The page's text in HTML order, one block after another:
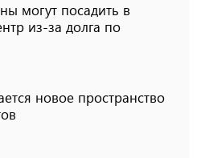
могут посадить в
из-за долга по
новое пространство